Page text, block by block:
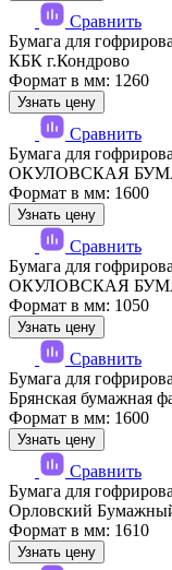
Сравнить
Бумага для
КБК г.Кондрово
Формат в мм: 1260
Узнать цену
Сравнить
Бумага для
ОКУЛОВСКАЯ
Формат в мм: 1600
Узнать цену
Сравнить
Бумага для
ОКУЛОВСКАЯ
Формат в мм: 1050
Узнать цену
Сравнить
Бумага для
Брянская бумажная
Формат в мм: 1600
Узнать цену
Сравнить
Бумага для
Орловский
Формат в мм: 1610
Узнать цену